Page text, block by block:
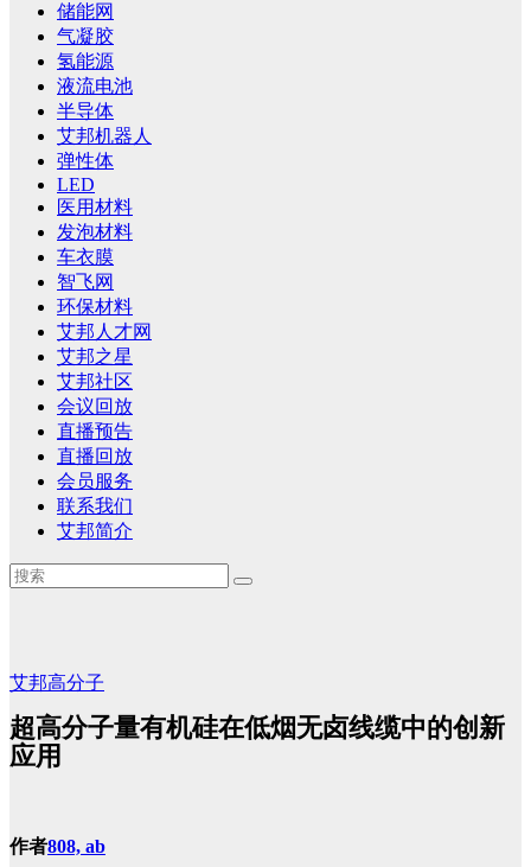
储能网
气凝胶
氢能源
液流电池
半导体
艾邦机器人
弹性体
LED
医用材料
发泡材料
车衣膜
智飞网
环保材料
艾邦人才网
艾邦之星
艾邦社区
会议回放
直播预告
直播回放
会员服务
联系我们
艾邦简介
艾邦高分子
超高分子量有机硅在低烟无卤线缆中的创新
应用
作者808, ab